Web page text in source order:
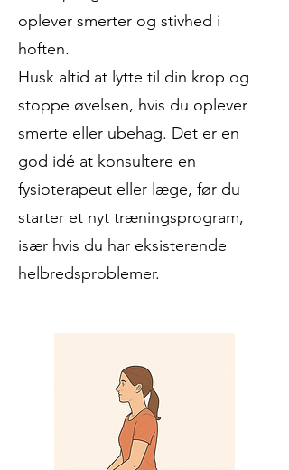
oplever smerter og stivhed i
hoften.
Husk altid at lytte til din krop og
stoppe øvelsen, hvis du oplever
smerte eller ubehag. Det er en
god idé at konsultere en
fysioterapeut eller læge, før du
starter et nyt træningsprogram,
især hvis du har eksisterende
helbredsproblemer.